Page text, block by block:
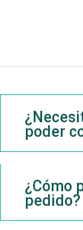
poder
¿Cómo
pedido?